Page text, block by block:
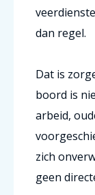
dan regel.
Dat is
boord is
arbeid,
zich
geen